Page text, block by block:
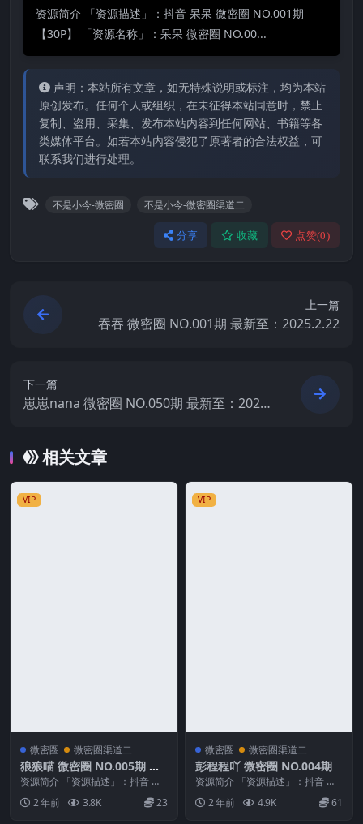
资源简介 「资源描述」：抖音 呆呆 微密圈 NO.001期
【30P】 「资源名称」：呆呆 微密圈 NO.00...
声明：本站所有文章，如无特殊说明或标注，均为本站
原创发布。任何个人或组织，在未征得本站同意时，禁止
复制、盗用、采集、发布本站内容到任何网站、书籍等各
类媒体平台。如若本站内容侵犯了原著者的合法权益，可
联系我们进行处理。
不是小今-微密圈 不是小今-微密圈渠道二
分享 收藏 点赞(0)
上一篇
吞吞 微密圈 NO.001期 最新至：2025.2.22
下一篇
崽崽nana 微密圈 NO.050期 最新至：2025.
相关文章
VIP
微密圈 微密圈渠道二
狼狼喵 微密圈 NO.005期 最
新至：2024.11.17
资源简介 「资源描述」：抖音 狼
狼喵 微密圈 NO.005期 【4V】最
新至：2...
2 年前 3.8K 23
VIP
微密圈 微密圈渠道二
彭程程吖 微密圈 NO.004期
资源简介 「资源描述」：抖音 彭
程程吖 微密圈 NO.004期 【85P3
V】 ...2 年前 4.9K 61